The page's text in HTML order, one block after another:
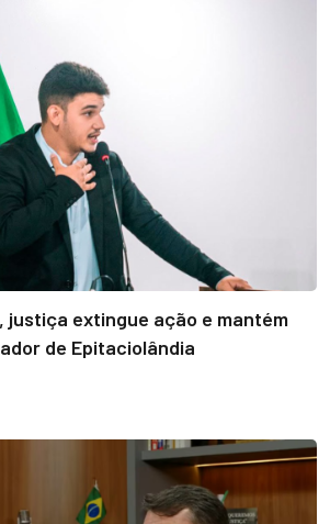
justiça extingue ação e mantém
de Epitaciolândia